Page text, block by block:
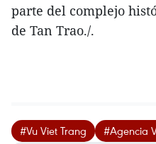
parte del complejo
de Tan Trao./.
#Vu Viet Trang
#Agencia